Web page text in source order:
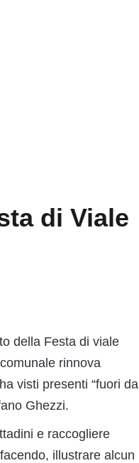
di Viale
della Festa di viale
rinnova
visti presenti “fuori dal
Ghezzi.
e raccogliere
illustrare alcun